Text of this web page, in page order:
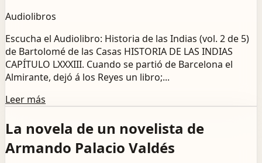
Audiolibros
Escucha el Audiolibro: Historia de las Indias (vol. 2 de 5)
de Bartolomé de las Casas HISTORIA DE LAS INDIAS
CAPÍTULO LXXXIII. Cuando se partió de Barcelona el
Almirante, dejó á los Reyes un libro;...
Leer más
La novela de un novelista de
Armando Palacio Valdés